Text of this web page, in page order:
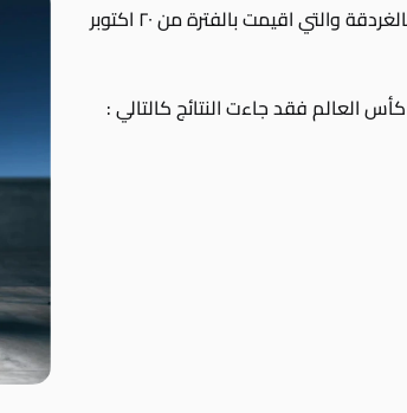
ضمن اطار بطولة مصر الدولية المقامة بسهل حشيش بالغردقة والتي اقيمت بالفترة من ٢٠ اكتوبر